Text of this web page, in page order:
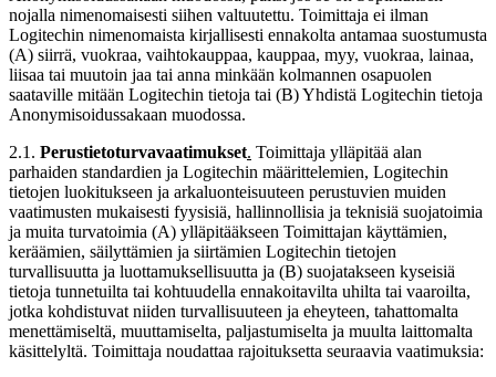
nojalla nimenomaisesti siihen valtuutettu. Toimittaja ei ilman
Logitechin nimenomaista kirjallisesti ennakolta antamaa suostumusta
(A) siirrä, vuokraa, vaihtokauppaa, kauppaa, myy, vuokraa, lainaa,
liisaa tai muutoin jaa tai anna minkään kolmannen osapuolen
saataville mitään Logitechin tietoja tai (B) Yhdistä Logitechin tietoja
Anonymisoidussakaan muodossa.
2.1. Perustietoturvavaatimukset. Toimittaja ylläpitää alan
parhaiden standardien ja Logitechin määrittelemien, Logitechin
tietojen luokitukseen ja arkaluonteisuuteen perustuvien muiden
vaatimusten mukaisesti fyysisiä, hallinnollisia ja teknisiä suojatoimia
ja muita turvatoimia (A) ylläpitääkseen Toimittajan käyttämien,
keräämien, säilyttämien ja siirtämien Logitechin tietojen
turvallisuutta ja luottamuksellisuutta ja (B) suojatakseen kyseisiä
tietoja tunnetuilta tai kohtuudella ennakoitavilta uhilta tai vaaroilta,
jotka kohdistuvat niiden turvallisuuteen ja eheyteen, tahattomalta
menettämiseltä, muuttamiselta, paljastumiselta ja muulta laittomalta
käsittelyltä. Toimittaja noudattaa rajoituksetta seuraavia vaatimuksia: